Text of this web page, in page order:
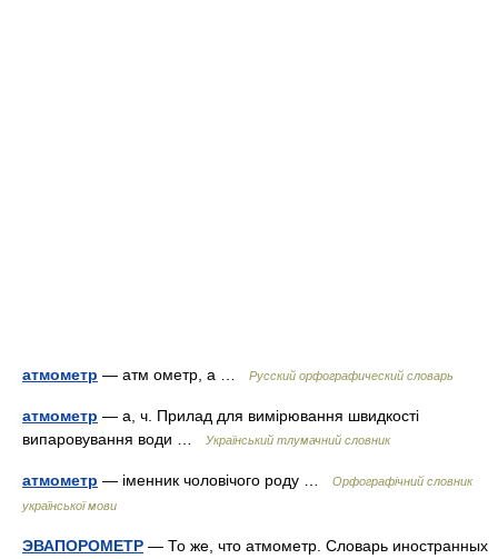
атмометр — атм ометр, а … Русский орфографический словарь
атмометр — а, ч. Прилад для вимірювання швидкості
випаровування води …
Український тлумачний словник
атмометр — іменник чоловічого роду …
Орфографічний словник
української мови
ЭВАПОРОМЕТР — То же, что атмометр. Словарь иностранных